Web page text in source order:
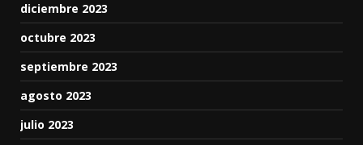
diciembre 2023
octubre 2023
septiembre 2023
agosto 2023
julio 2023